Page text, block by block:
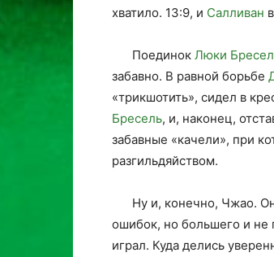
хватило. 13:9, и Салливан
Поединок Люки
забавно. В равной борьбе
«трикшотить», сидел в
Бресель, и, наконец,
забавные «качели», при
разгильдяйством.
Ну и, конечно, Чжао.
ошибок, но большего и не
играл. Куда делись